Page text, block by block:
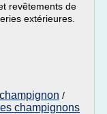
revêtements de
extérieures.
/
champignons